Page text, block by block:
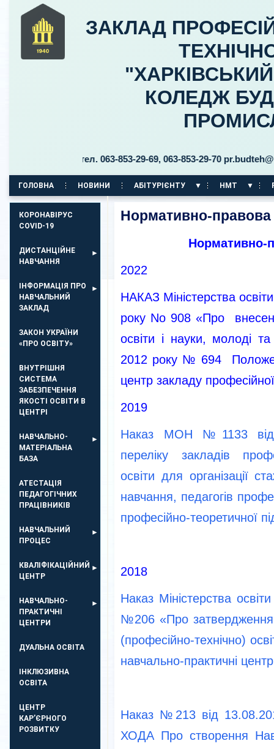
ЗАКЛАД
КОЛЕДЖ
30 тел. 063-853-29-69, 063-853-29-70
ГОЛОВНА НОВИНИ АБІТУРІЄНТУ НМТ
КОРОНАВІРУС
COVID-19
ДИСТАНЦІЙНЕ
НАВЧАННЯ
ІНФОРМАЦІЯ ПРО
НАВЧАЛЬНИЙ
ЗАКЛАД
ЗАКОН УКРАЇНИ
«ПРО ОСВІТУ»
ВНУТРІШНЯ
СИСТЕМА
ЗАБЕЗПЕЧЕННЯ
ЯКОСТІ ОСВІТИ В
ЦЕНТРІ
НАВЧАЛЬНО-
МАТЕРІАЛЬНА
БАЗА
АТЕСТАЦІЯ
ПЕДАГОГІЧНИХ
ПРАЦІВНИКІВ
НАВЧАЛЬНИЙ
ПРОЦЕС
КВАЛІФІКАЦІЙНИЙ
ЦЕНТР
НАВЧАЛЬНО-
ПРАКТИЧНІ
ЦЕНТРИ
ДУАЛЬНА ОСВІТА
ІНКЛЮЗИВНА
ОСВІТА
ЦЕНТР
КАР’ЄРНОГО
РОЗВИТКУ
Нормативно-правова
Нормативно-
2022
НАКАЗ Міністерства
року No 908 «Про
освіти і науки, молоді
2012 року № 694
центр закладу
2019
Наказ МОН №1133 від
переліку закладів
освіти для організації
навчання, педагогів
професійно-теоретичної
2018
Наказ Міністерства
№206 «Про затвердження
(професійно-технічно)
навчально-практичні
Наказ №213 від
ХОДА Про створення